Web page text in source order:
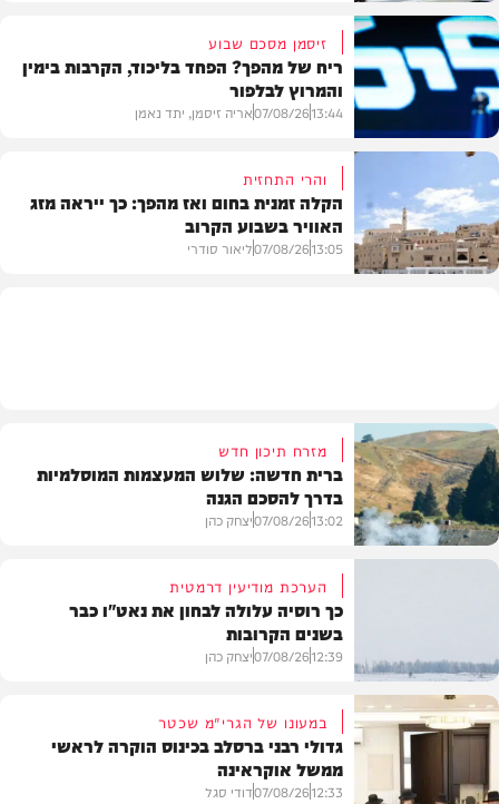
בארץ
פוליטי
זיסמן מסכם שבוע
ריח של מהפך? הפחד בליכוד, הקרבות בימין
והמרוץ לבלפור
13:44
07/08/26אריה זיסמן, יתד נאמן
והרי התחזית
הקלה זמנית בחום ואז מהפך: כך ייראה מזג
האוויר בשבוע הקרוב
13:05
07/08/26ליאור סודרי
מזרח תיכון חדש
ברית חדשה: שלוש המעצמות המוסלמיות
בדרך להסכם הגנה
13:02
07/08/26יצחק כהן
הערכת מודיעין דרמטית
כך רוסיה עלולה לבחון את נאט"ו כבר
בשנים הקרובות
12:39
07/08/26יצחק כהן
במעונו של הגרי"מ שכטר
גדולי רבני ברסלב בכינוס הוקרה לראשי
ממשל אוקראינה
12:33
07/08/26דודי סגל